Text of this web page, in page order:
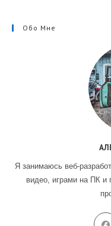
Обо Мне
Я занимаюсь веб-
видео, играми на ПК и